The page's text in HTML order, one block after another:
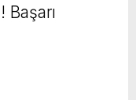
Başarı